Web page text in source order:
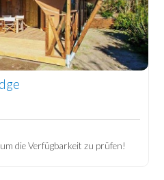
die Verfügbarkeit zu prüfen!